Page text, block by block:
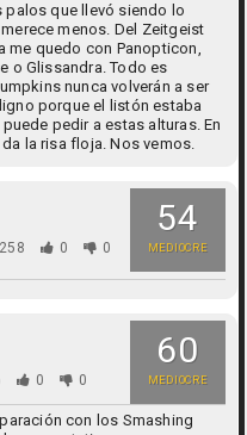
palos que llevó siendo lo
menos. Del Zeitgeist
me quedo con Panopticon,
o Glissandra. Todo es
nunca volverán a ser
porque el listón estaba
pedir a estas alturas. En
la risa floja. Nos vemos.
54
MEDIOCRE
258 0 0
60
MEDIOCRE
0 0
con los Smashing